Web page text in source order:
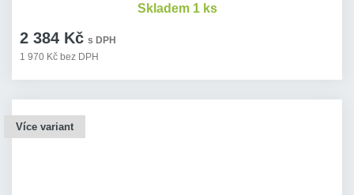
2 384 Kč s DPH
1 970 Kč bez DPH
Skladem 1 ks
Více variant